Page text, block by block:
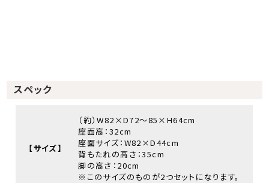
スペック
【サイズ】
（約）W82×D72～85×H64cm
座面高：32cm
座面サイズ：W82×D44cm
背もたれの高さ：35cm
脚の高さ：20cm
※このサイズのものが2つセットになります。